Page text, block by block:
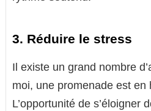
3. Réduire le stress
Il existe un grand nombre
moi, une promenade est en
L’opportunité de s’éloigner